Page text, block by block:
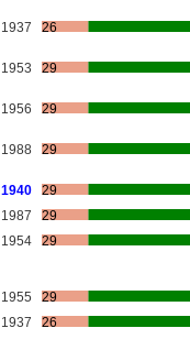
1937 26
1953 29
1956 29
1988 29
1940
29
1987
29
1954 29
1955
29
1937 26